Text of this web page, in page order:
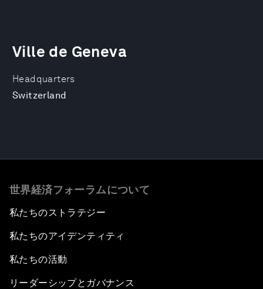
Headquarters
Switzerland
Ville de Geneva
世界経済フォーラムについて
私たちのストラテジー
私たちのアイデンティティ
私たちの活動
リーダーシップとガバナンス